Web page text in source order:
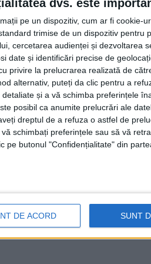
dvs. este
pe un dispozitiv, cum ar fi cookie-
trimise de un dispozitiv pentru
cercetarea audienței și dezvoltarea
date și identificări precise de
privire la prelucrarea realizată de
alternativ, puteți da clic pentru a
și a vă schimba preferințele
posibil ca anumite prelucrări ale
dreptul de a refuza o astfel de
schimbați preferințele sau să vă
pe butonul "Confidențialitate" din
DE ACORD SUNT
Academia Forțelor
locuri; Academia Navală
locuri; Academia de Poliție
București (3 ani): 20 de
și Farmacie din Târgu
de Medicină și Farmacie
ani): 10 locuri; Universitatea
de educație fizică și
“1 Decembrie
pînă pe data de
16.05.2025.